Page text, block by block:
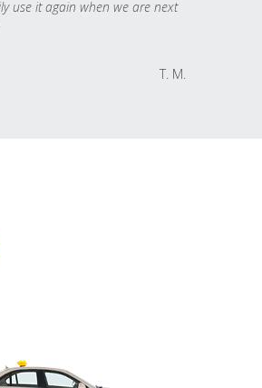
use it again when we are next
T. M.